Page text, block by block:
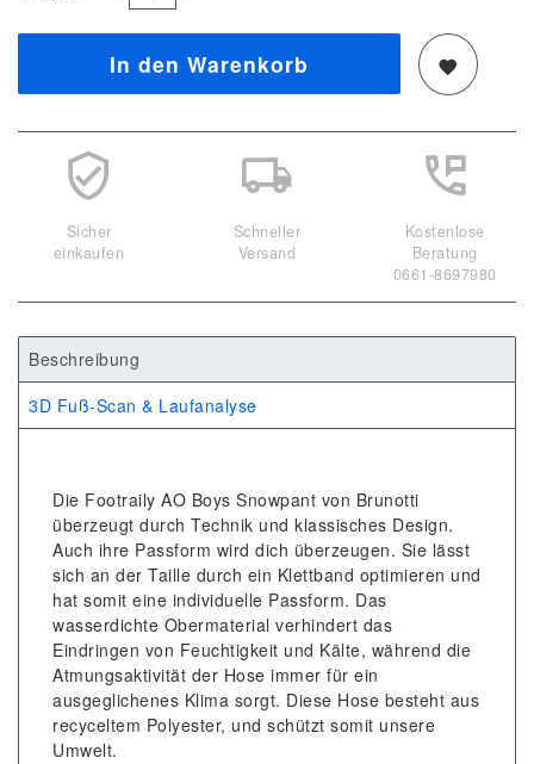
In den Warenkorb
Sicher
einkaufen
Schneller
Versand
Kostenlose
Beratung
0661-8697980
Beschreibung
3D Fuß-Scan & Laufanalyse
Die Footraily AO Boys Snowpant von Brunotti
überzeugt durch Technik und klassisches Design.
Auch ihre Passform wird dich überzeugen. Sie lässt
sich an der Taille durch ein Klettband optimieren und
hat somit eine individuelle Passform. Das
wasserdichte Obermaterial verhindert das
Eindringen von Feuchtigkeit und Kälte, während die
Atmungsaktivität der Hose immer für ein
ausgeglichenes Klima sorgt. Diese Hose besteht aus
recyceltem Polyester, und schützt somit unsere
Umwelt.